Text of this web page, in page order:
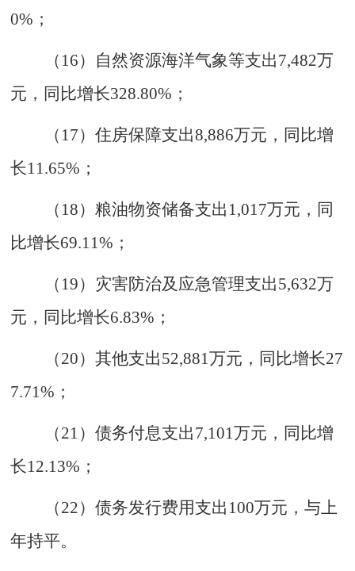
0% ；
（ 1 6）自然资源海洋气象等支出7,482万
元 ， 同比增长328.80% ；
（ 1 7）住房保障支出8,886万元 ， 同比增
长11.65% ；
（ 18）粮油物资储备支出 1 ,017万元 ， 同
比增长69.11% ；
（ 19）灾害防治及应急管理支出5,632万
元 ， 同比增长6.83% ；
（20）其他支出52,881万元 ， 同比增长27
7.71% ；
（21 ）债务付息支出7,101万元 ， 同比增
长12.13% ；
（22）债务发行费用支出 100万元 ，与上
年持平。